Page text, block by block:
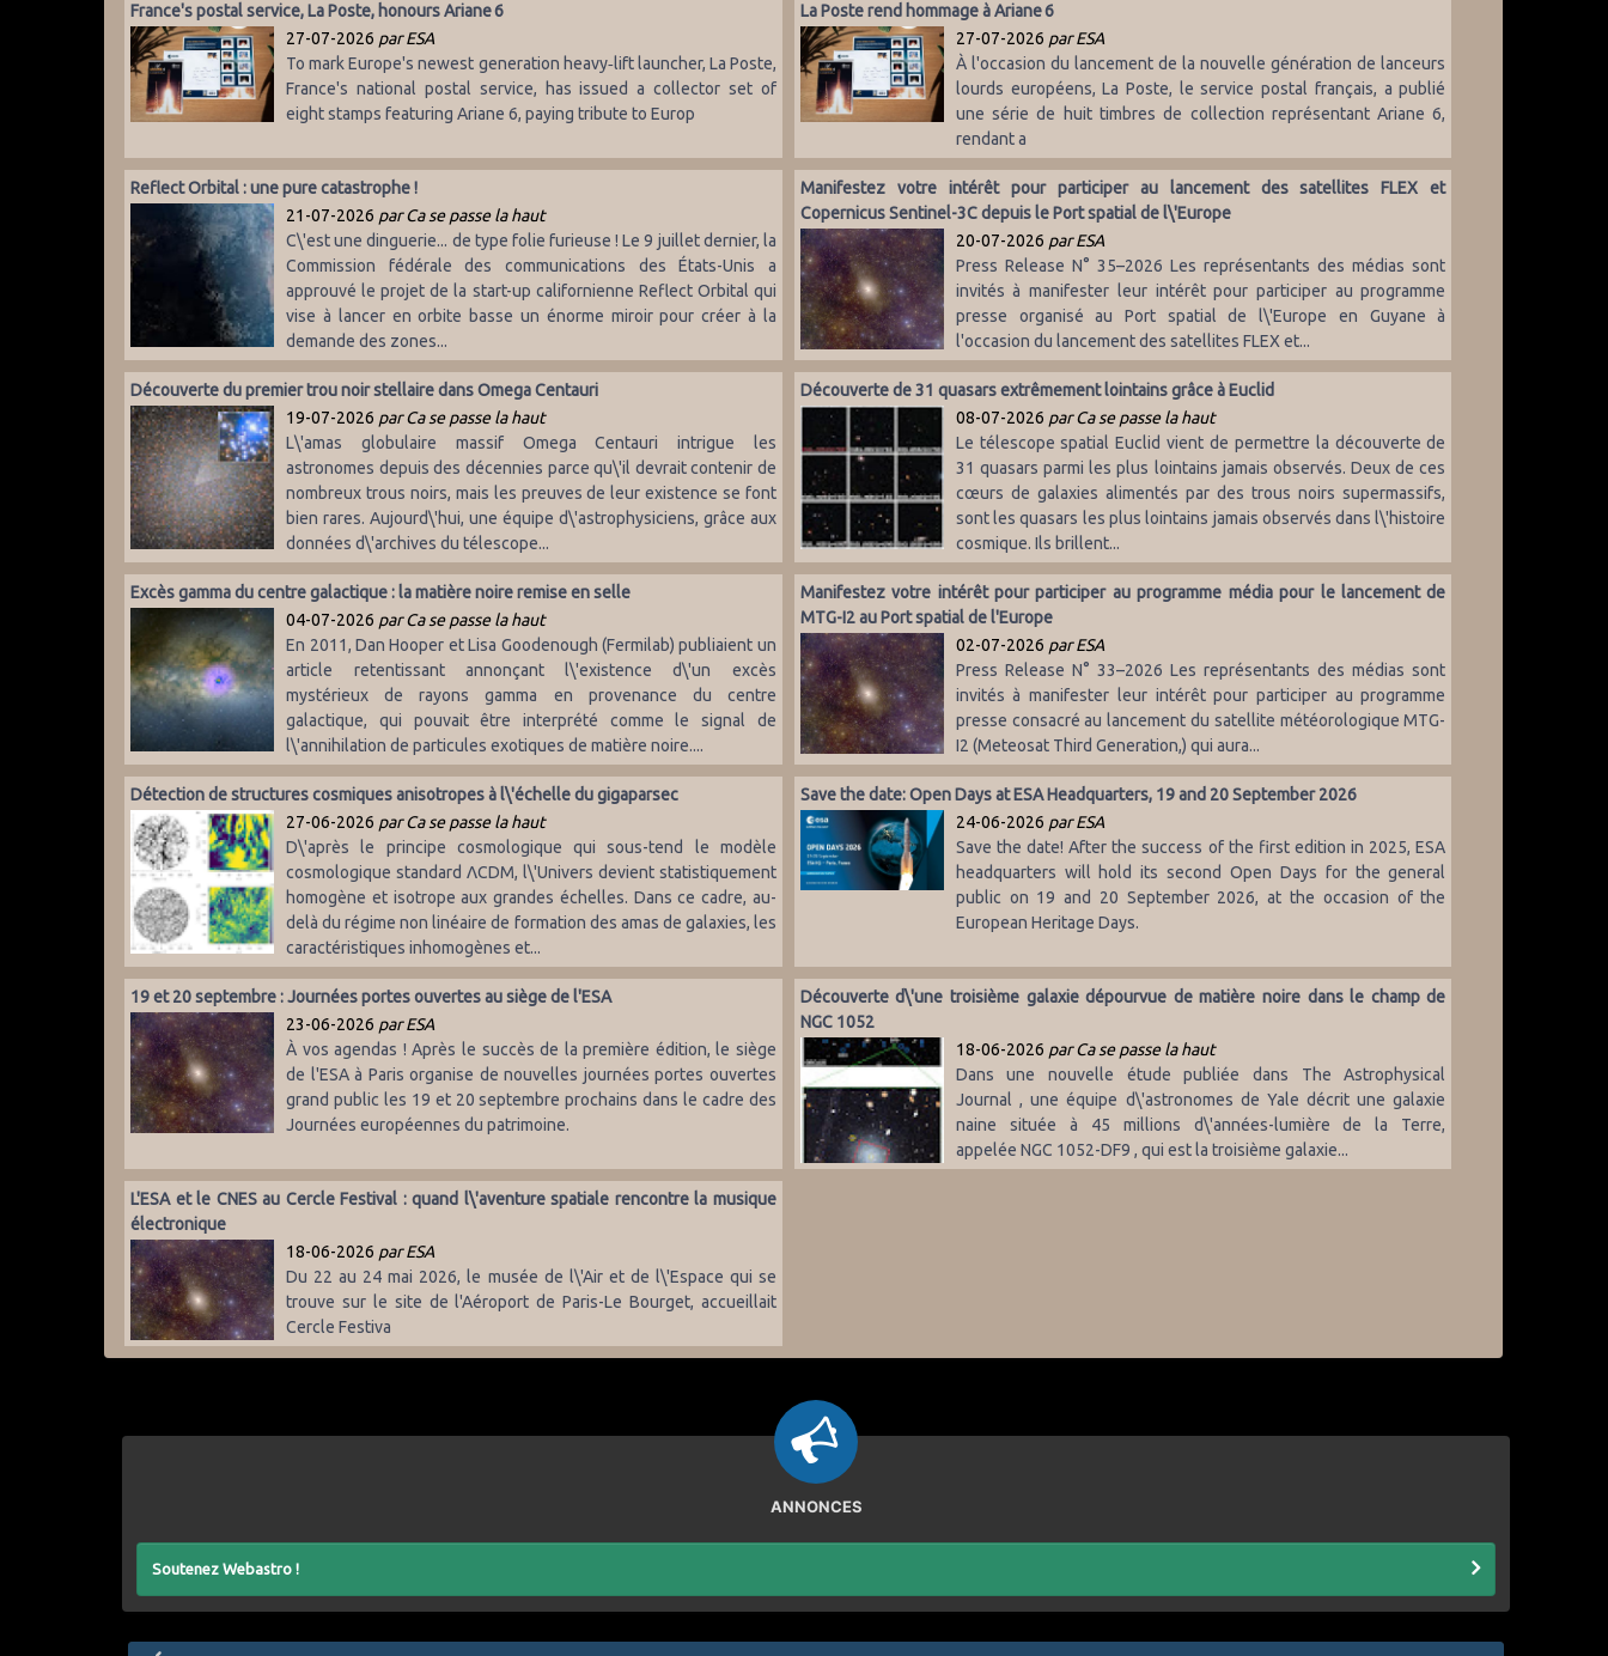
France's postal service, La Poste, honours Ariane 6
27-07-2026 par ESA
To mark Europe's newest generation heavy‑lift launcher, La Poste,
France's national postal service, has issued a collector set of
eight stamps featuring Ariane 6, paying tribute to Europ
La Poste rend hommage à Ariane 6
27-07-2026 par ESA
À l'occasion du lancement de la nouvelle génération de lanceurs
lourds européens, La Poste, le service postal français, a publié
une série de huit timbres de collection représentant Ariane 6,
rendant a
Reflect Orbital : une pure catastrophe !
21-07-2026 par Ca se passe la haut
C\'est une dinguerie... de type folie furieuse ! Le 9 juillet dernier, la
Commission fédérale des communications des États-Unis a
approuvé le projet de la start-up californienne Reflect Orbital qui
vise à lancer en orbite basse un énorme miroir pour créer à la
demande des zones...
Manifestez votre intérêt pour participer au lancement des satellites FLEX et
Copernicus Sentinel-3C depuis le Port spatial de l\'Europe
20-07-2026 par ESA
Press Release N° 35–2026 Les représentants des médias sont
invités à manifester leur intérêt pour participer au programme
presse organisé au Port spatial de l\'Europe en Guyane à
l'occasion du lancement des satellites FLEX et...
Découverte du premier trou noir stellaire dans Omega Centauri
19-07-2026 par Ca se passe la haut
L\'amas globulaire massif Omega Centauri intrigue les
astronomes depuis des décennies parce qu\'il devrait contenir de
nombreux trous noirs, mais les preuves de leur existence se font
bien rares. Aujourd\'hui, une équipe d\'astrophysiciens, grâce aux
données d\'archives du télescope...
Découverte de 31 quasars extrêmement lointains grâce à Euclid
08-07-2026 par Ca se passe la haut
Le télescope spatial Euclid vient de permettre la découverte de
31 quasars parmi les plus lointains jamais observés. Deux de ces
cœurs de galaxies alimentés par des trous noirs supermassifs,
sont les quasars les plus lointains jamais observés dans l\'histoire
cosmique. Ils brillent...
Excès gamma du centre galactique : la matière noire remise en selle
04-07-2026 par Ca se passe la haut
En 2011, Dan Hooper et Lisa Goodenough (Fermilab) publiaient un
article retentissant annonçant l\'existence d\'un excès
mystérieux de rayons gamma en provenance du centre
galactique, qui pouvait être interprété comme le signal de
l\'annihilation de particules exotiques de matière noire....
Manifestez votre intérêt pour participer au programme média pour le lancement de
MTG-I2 au Port spatial de l'Europe
02-07-2026 par ESA
Press Release N° 33–2026 Les représentants des médias sont
invités à manifester leur intérêt pour participer au programme
presse consacré au lancement du satellite météorologique MTG-
I2 (Meteosat Third Generation,) qui aura...
Détection de structures cosmiques anisotropes à l\'échelle du gigaparsec
27-06-2026 par Ca se passe la haut
D\'après le principe cosmologique qui sous-tend le modèle
cosmologique standard ΛCDM, l\'Univers devient statistiquement
homogène et isotrope aux grandes échelles. Dans ce cadre, au-
delà du régime non linéaire de formation des amas de galaxies, les
caractéristiques inhomogènes et...
Save the date: Open Days at ESA Headquarters, 19 and 20 September 2026
24-06-2026 par ESA
Save the date! After the success of the first edition in 2025, ESA
headquarters will hold its second Open Days for the general
public on 19 and 20 September 2026, at the occasion of the
European Heritage Days.
19 et 20 septembre : Journées portes ouvertes au siège de l'ESA
23-06-2026 par ESA
À vos agendas ! Après le succès de la première édition, le siège
de l'ESA à Paris organise de nouvelles journées portes ouvertes
grand public les 19 et 20 septembre prochains dans le cadre des
Journées européennes du patrimoine.
Découverte d\'une troisième galaxie dépourvue de matière noire dans le champ de
NGC 1052
18-06-2026 par Ca se passe la haut
Dans une nouvelle étude publiée dans The Astrophysical
Journal , une équipe d\'astronomes de Yale décrit une galaxie
naine située à 45 millions d\'années-lumière de la Terre,
appelée NGC 1052-DF9 , qui est la troisième galaxie...
L'ESA et le CNES au Cercle Festival : quand l\'aventure spatiale rencontre la musique
électronique
18-06-2026 par ESA
Du 22 au 24 mai 2026, le musée de l\'Air et de l\'Espace qui se
trouve sur le site de l'Aéroport de Paris-Le Bourget, accueillait
Cercle Festiva
ANNONCES
Soutenez Webastro !